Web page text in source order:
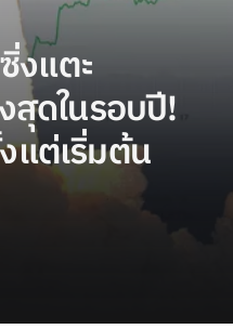
งแตะ
ดในรอบปี!
แต่เริ่มต้น